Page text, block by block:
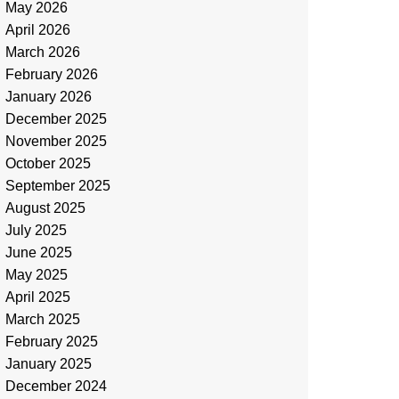
May 2026
April 2026
March 2026
February 2026
January 2026
December 2025
November 2025
October 2025
September 2025
August 2025
July 2025
June 2025
May 2025
April 2025
March 2025
February 2025
January 2025
December 2024